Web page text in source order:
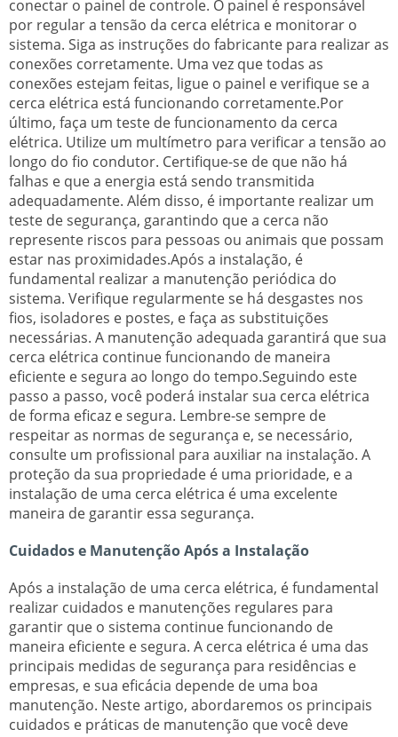
conectar o painel de controle. O painel é responsável
por regular a tensão da cerca elétrica e monitorar o
sistema. Siga as instruções do fabricante para realizar as
conexões corretamente. Uma vez que todas as
conexões estejam feitas, ligue o painel e verifique se a
cerca elétrica está funcionando corretamente.Por
último, faça um teste de funcionamento da cerca
elétrica. Utilize um multímetro para verificar a tensão ao
longo do fio condutor. Certifique-se de que não há
falhas e que a energia está sendo transmitida
adequadamente. Além disso, é importante realizar um
teste de segurança, garantindo que a cerca não
represente riscos para pessoas ou animais que possam
estar nas proximidades.Após a instalação, é
fundamental realizar a manutenção periódica do
sistema. Verifique regularmente se há desgastes nos
fios, isoladores e postes, e faça as substituições
necessárias. A manutenção adequada garantirá que sua
cerca elétrica continue funcionando de maneira
eficiente e segura ao longo do tempo.Seguindo este
passo a passo, você poderá instalar sua cerca elétrica
de forma eficaz e segura. Lembre-se sempre de
respeitar as normas de segurança e, se necessário,
consulte um profissional para auxiliar na instalação. A
proteção da sua propriedade é uma prioridade, e a
instalação de uma cerca elétrica é uma excelente
maneira de garantir essa segurança.
Cuidados e Manutenção Após a Instalação
Após a instalação de uma cerca elétrica, é fundamental
realizar cuidados e manutenções regulares para
garantir que o sistema continue funcionando de
maneira eficiente e segura. A cerca elétrica é uma das
principais medidas de segurança para residências e
empresas, e sua eficácia depende de uma boa
manutenção. Neste artigo, abordaremos os principais
cuidados e práticas de manutenção que você deve